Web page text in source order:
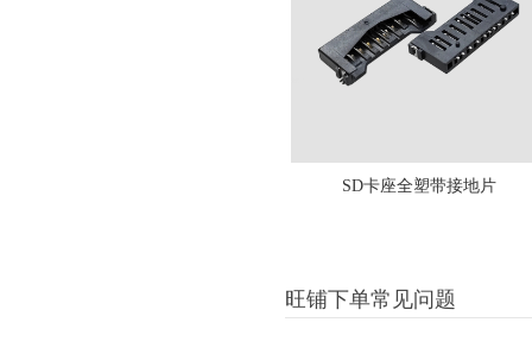
SD卡座全塑带接地片
旺铺下单常见问题